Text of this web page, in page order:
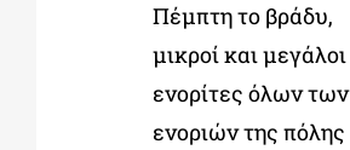
Πέμπτη το βράδυ,
μικροί και μεγάλοι
ενορίτες όλων των
ενοριών της πόλης